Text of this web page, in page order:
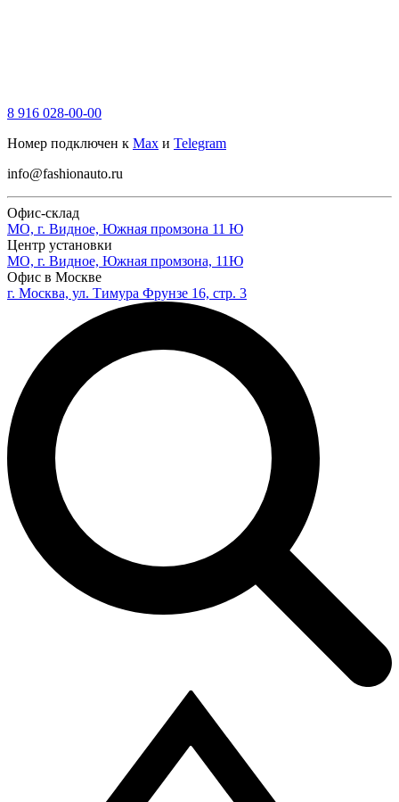
8 916 028-00-00
Номер подключен к Max и Telegram
info@fashionauto.ru
Офис-склад
МО, г. Видное, Южная промзона 11 Ю
Центр установки
МО, г. Видное, Южная промзона, 11Ю
Офис в Москве
г. Москва, ул. Тимура Фрунзе 16, стр. 3